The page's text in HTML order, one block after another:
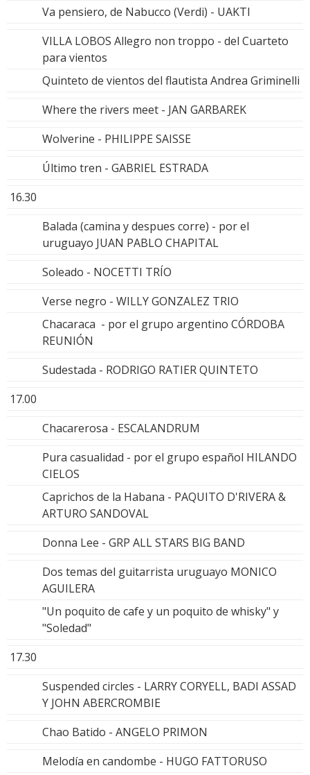
Va pensiero, de Nabucco (Verdi) - UAKTI
VILLA LOBOS Allegro non troppo - del Cuarteto
para vientos
Quinteto de vientos del flautista Andrea Griminelli
Where the rivers meet - JAN GARBAREK
Wolverine - PHILIPPE SAISSE
Último tren - GABRIEL ESTRADA
16.30
Balada (camina y despues corre) - por el
uruguayo JUAN PABLO CHAPITAL
Soleado - NOCETTI TRÍO
Verse negro - WILLY GONZALEZ TRIO
Chacaraca - por el grupo argentino CÓRDOBA
REUNIÓN
Sudestada - RODRIGO RATIER QUINTETO
17.00
Chacarerosa - ESCALANDRUM
Pura casualidad - por el grupo español HILANDO
CIELOS
Caprichos de la Habana - PAQUITO D'RIVERA &
ARTURO SANDOVAL
Donna Lee - GRP ALL STARS BIG BAND
Dos temas del guitarrista uruguayo MONICO
AGUILERA
"Un poquito de cafe y un poquito de whisky" y
"Soledad"
17.30
Suspended circles - LARRY CORYELL, BADI ASSAD
Y JOHN ABERCROMBIE
Chao Batido - ANGELO PRIMON
Melodía en candombe - HUGO FATTORUSO